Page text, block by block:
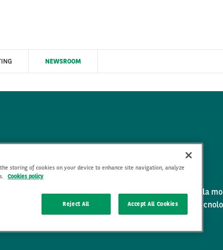
NEWSROOM
cercano informazioni autorevoli e dettagliate sulla
settore, come le normative fiscali, le innovazioni
storing of cookies on your device to enhance site navigation, analyze
Cookies policy
Reject All Accept All Cookies